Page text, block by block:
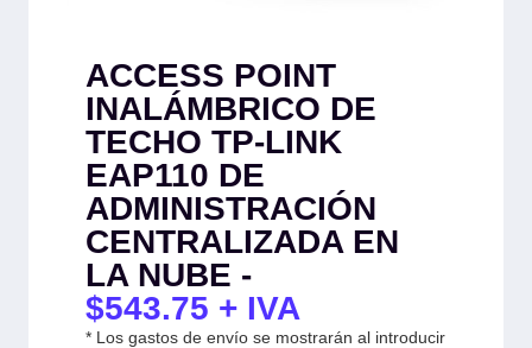
ACCESS POINT
INALÁMBRICO DE
TECHO TP-LINK
EAP110 DE
ADMINISTRACIÓN
CENTRALIZADA EN
LA NUBE -
$543.75 + IVA
* Los gastos de envío se mostrarán al introducir